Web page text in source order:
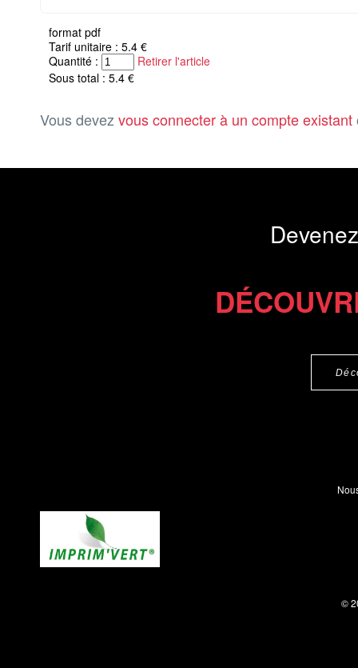
format pdf
Tarif unitaire : 5.4 €
Quantité :
Retirer l'article
Sous total : 5.4 €
Vous devez vous connecter à un compte existant
©